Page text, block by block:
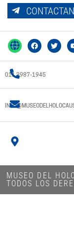
011 3987-1945
MUSEO DEL
TODOS LOS